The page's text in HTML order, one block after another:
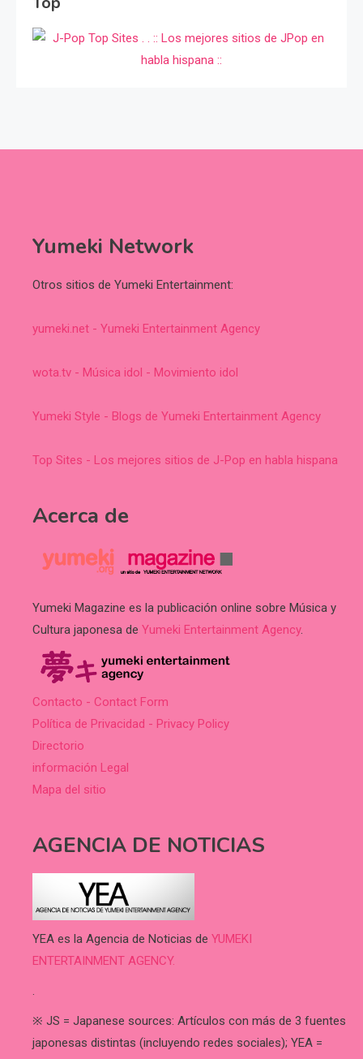
Yumeki Network
Otros sitios de Yumeki Entertainment:
yumeki.net - Yumeki Entertainment Agency
wota.tv - Música idol - Movimiento idol
Yumeki Style - Blogs de Yumeki Entertainment Agency
Top Sites - Los mejores sitios de J-Pop en habla hispana
Acerca de
Yumeki Magazine es la publicación online sobre Música y
Cultura japonesa de Yumeki Entertainment Agency.
Contacto - Contact Form
Política de Privacidad - Privacy Policy
Directorio
información Legal
Mapa del sitio
AGENCIA DE NOTICIAS
YEA es la Agencia de Noticias de YUMEKI
ENTERTAINMENT AGENCY.
.
※ JS = Japanese sources: Artículos con más de 3 fuentes
japonesas distintas (incluyendo redes sociales); YEA =